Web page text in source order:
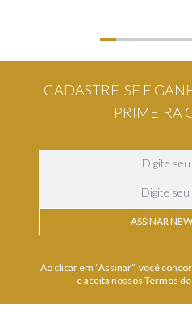
CADASTRE-SE E
PRIMEIRA
ASSINAR
Ao clicar em “Assinar”, você
e aceita nossos Termos